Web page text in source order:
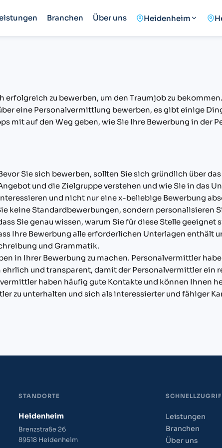
Branchen Über uns Heidenheim
zu bewerben, um den Traumjob zu
eine Personalvermittlung bewerben, es gibt einige
mit auf den Weg geben, wie Sie Ihre Bewerbung in der
Sie sich bewerben, sollten Sie sich gründlich über
und die Zielgruppe verstehen und wie Sie in das
und nicht nur eine x-beliebige Bewerbung
keine Standardbewerbungen, sondern personalisieren
Sie genau wissen, warum Sie für diese Stelle geeignet
Ihre Bewerbung alle erforderlichen Unterlagen enthält
und Grammatik.
in Ihrer Bewerbung zu machen. Personalvermittler
und transparent, damit der Personalvermittler ein
haben häufig gute Kontakte und können Ihnen
zu unterhalten und sich als interessierter und fähiger
STANDORTE
Heidenheim
Brenzstraße 26
89518 Heidenheim
Leistungen
Branchen
Über uns